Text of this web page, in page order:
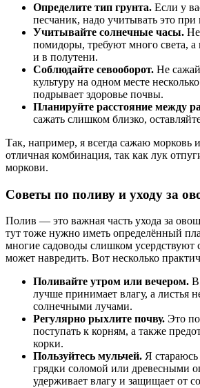
Определите тип грунта. Если у
песчаник, надо учитывать это
Учитывайте солнечные часы.
помидоры, требуют много света, а
и в полутени.
Соблюдайте севооборот. Не
культуру на одном месте
подрывает здоровье почвы.
Планируйте расстояние между
сажать слишком близко,
Так, например, я всегда сажаю морковь
отличная комбинация, так как лук
моркови.
Советы по поливу и уходу за
Полив — это важная часть ухода за
тут тоже нужно иметь определённый
многие садоводы слишком усердствуют
может навредить. Вот несколько
Поливайте утром или вечером. В
лучше принимает влагу, а листья
солнечными лучами.
Регулярно рыхлите почву. Это
поступать к корням, а также
корки.
Пользуйтесь мульчей. Я стараюсь
грядки соломой или древесными
удерживает влагу и защищает от